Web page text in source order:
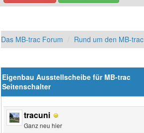
Das MB-trac Forum Rund um den MB-trac
Eigenbau Ausstellscheibe für MB-trac
Seitenschalter
tracuni
Ganz neu hier